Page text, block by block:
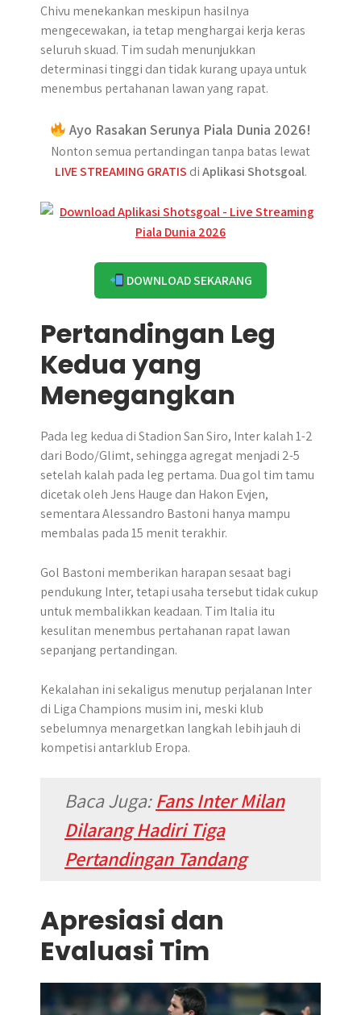
Chivu menekankan meskipun hasilnya
mengecewakan, ia tetap menghargai kerja keras
seluruh skuad. Tim sudah menunjukkan
determinasi tinggi dan tidak kurang upaya untuk
menembus pertahanan lawan yang rapat.
Ayo Rasakan Serunya Piala Dunia 2026!
Nonton semua pertandingan tanpa batas lewat
LIVE STREAMING GRATIS diAplikasi Shotsgoal.
DOWNLOAD SEKARANG
Pertandingan Leg
Kedua yang
Menegangkan
Pada leg kedua di Stadion San Siro, Inter kalah 1-2
dari Bodo/Glimt, sehingga agregat menjadi 2-5
setelah kalah pada leg pertama. Dua gol tim tamu
dicetak oleh Jens Hauge dan Hakon Evjen,
sementara Alessandro Bastoni hanya mampu
membalas pada 15 menit terakhir.
Gol Bastoni memberikan harapan sesaat bagi
pendukung Inter, tetapi usaha tersebut tidak cukup
untuk membalikkan keadaan. Tim Italia itu
kesulitan menembus pertahanan rapat lawan
sepanjang pertandingan.
Kekalahan ini sekaligus menutup perjalanan Inter
di Liga Champions musim ini, meski klub
sebelumnya menargetkan langkah lebih jauh di
kompetisi antarklub Eropa.
Baca Juga:Fans Inter Milan
Dilarang Hadiri Tiga
Pertandingan Tandang
Apresiasi dan
Evaluasi Tim